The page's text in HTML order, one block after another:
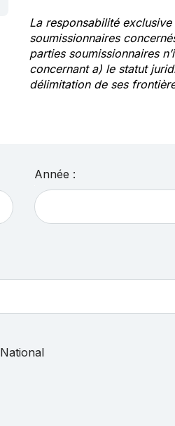
La responsabilité
soumissionnaires
parties soumissionnaires
concernant a) le statut
délimitation de ses
Année :
National